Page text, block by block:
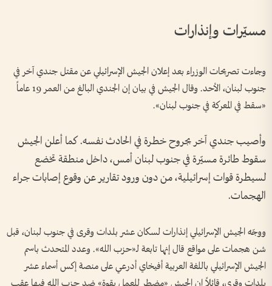
مسيّرات وإنذارات
وجاءت تصريحات الوزراء بعد إعلان الجيش الإسرائيلي عن مقتل جندي آخر في
جنوب لبنان، الأحد. وقال الجيش في بيان إن الجندي البالغ من العمر 19 عاماً
«سقط في المعركة في جنوب لبنان».
وأصيب جندي آخر بجروح خطرة في الحادث نفسه. كما أعلن الجيش
سقوط طائرة مسيّرة في جنوب لبنان أمس، داخل منطقة تخضع
لسيطرة قوات إسرائيلية، من دون ورود تقارير عن وقوع إصابات جراء
الهجمات.
ووجّه الجيش الإسرائيلي إنذارات لسكان عشر بلدات وقرى في جنوب لبنان، قبل
شن هجمات على مواقع قال إنها تابعة لـ«حزب الله». وعدد المتحدث باسم
الجيش الإسرائيلي باللغة العربية أفيخاي أدرعي على منصة إكس أسماء عشر